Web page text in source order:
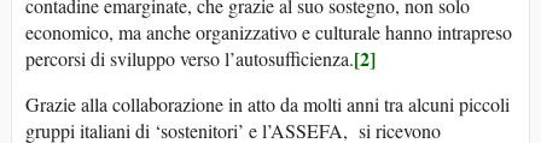
contadine emarginate, che grazie al suo sostegno, non solo
economico, ma anche organizzativo e culturale hanno intrapreso
percorsi di sviluppo verso l’autosufficienza.[2]
Grazie alla collaborazione in atto da molti anni tra alcuni piccoli
gruppi italiani di ‘sostenitori’ e l’ASSEFA, si ricevono